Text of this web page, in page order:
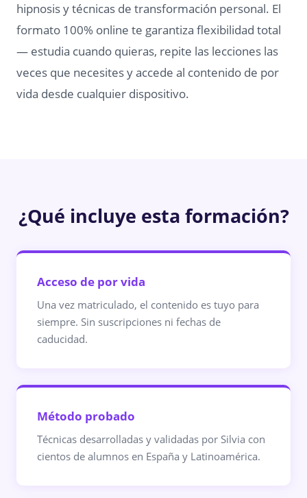
hipnosis y técnicas de transformación personal. El
formato 100% online te garantiza flexibilidad total
— estudia cuando quieras, repite las lecciones las
veces que necesites y accede al contenido de por
vida desde cualquier dispositivo.
¿Qué incluye esta formación?
Acceso de por vida
Una vez matriculado, el contenido es tuyo para
siempre. Sin suscripciones ni fechas de
caducidad.
Método probado
Técnicas desarrolladas y validadas por Silvia con
cientos de alumnos en España y Latinoamérica.